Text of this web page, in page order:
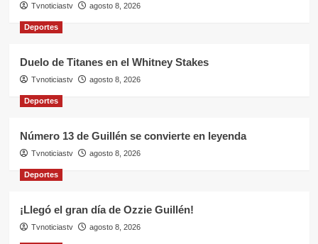
Tvnoticiastv agosto 8, 2026
Deportes
Duelo de Titanes en el Whitney Stakes
Tvnoticiastv agosto 8, 2026
Deportes
Número 13 de Guillén se convierte en leyenda
Tvnoticiastv agosto 8, 2026
Deportes
¡Llegó el gran día de Ozzie Guillén!
Tvnoticiastv agosto 8, 2026